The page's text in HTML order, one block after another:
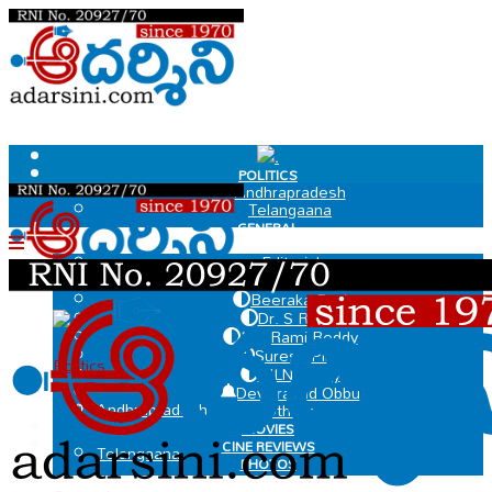
.
POLITICS
Andhrapradesh
Telangaana
GENERAL
EDIT PAGE
Editorial
Dr Govindaraju Chakradhar
Beeraka Ravi
Dr. S Ramu
MV Rami Reddy
Suresh Pillai
MLN Murty
Deviprasad Obbu
Others
MOVIES
CINE REVIEWS
PHOTOS
VIDEOS
.
Politics
Andhrapradesh
Telangaana